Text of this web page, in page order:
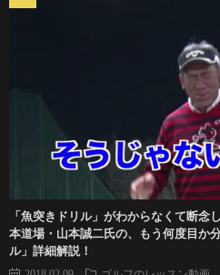
「魚突きドリル」がわからなくて断念
本道場・山本誠二氏の、もう何度目か
ル」詳細解説！